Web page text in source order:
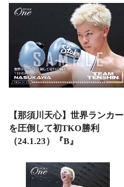
【那須川天心】世界ランカー
を圧倒して初TKO勝利
（24.1.23）『B』